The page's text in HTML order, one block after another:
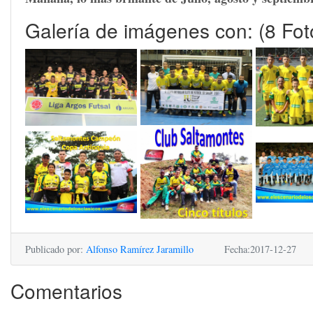
Galería de imágenes con: (8
Publicado por: Alfonso Ramírez Jaramillo Fecha:2017-12-27
Comentarios